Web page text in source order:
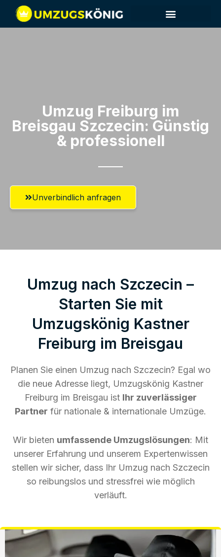
Umzug Freiburg im
Breisgau​ Szczecin: Günstig
& professionell​
Unverbindlich anfragen
Umzug nach Szczecin –
Starten Sie mit
Umzugskönig Kastner
Freiburg im Breisgau
Planen Sie einen Umzug nach Szczecin? Egal wo
die neue Adresse liegt, Umzugskönig Kastner
Freiburg im Breisgau ist Ihr zuverlässiger
Partner für nationale & internationale Umzüge.
Wir bieten umfassende Umzugslösungen: Mit
unserer Erfahrung und unserem Expertenwissen
stellen wir sicher, dass Ihr Umzug nach Szczecin
so reibungslos und stressfrei wie möglich
verläuft.